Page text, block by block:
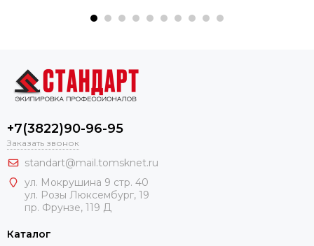
+7(3822)90-96-95
Заказать звонок
standart@mail.tomsknet.ru
ул. Мокрушина 9 стр. 40
ул. Розы Люксембург, 19
пр. Фрунзе, 119 Д
Каталог